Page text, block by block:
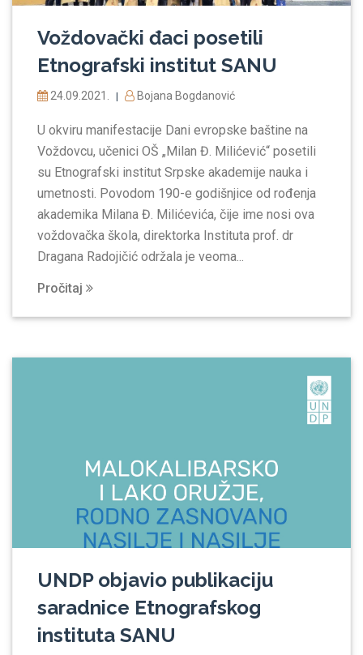
Voždovački đaci posetili
Etnografski institut SANU
24.09.2021. Bojana Bogdanović
U okviru manifestacije Dani evropske baštine na
Voždovcu, učenici OŠ „Milan Đ. Milićević“ posetili
su Etnografski institut Srpske akademije nauka i
umetnosti. Povodom 190-e godišnjice od rođenja
akademika Milana Đ. Milićevića, čije ime nosi ova
voždovačka škola, direktorka Instituta prof. dr
Dragana Radojičić održala je veoma...
Pročitaj
UNDP objavio publikaciju
saradnice Etnografskog
instituta SANU